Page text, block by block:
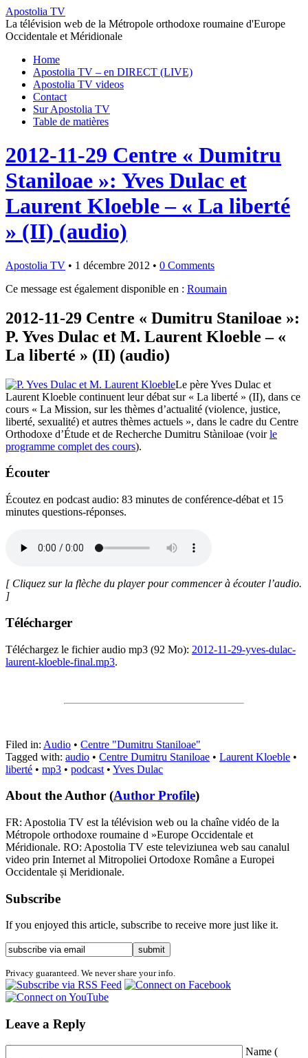
Apostolia TV
La télévision web de la Métropole orthodoxe roumaine d'Europe
Occidentale et Méridionale
Home
Apostolia TV – en DIRECT (LIVE)
Apostolia TV videos
Contact
Sur Apostolia TV
Table de matières
2012-11-29 Centre « Dumitru
Staniloae »: Yves Dulac et
Laurent Kloeble – « La liberté
» (II) (audio)
Apostolia TV • 1 décembre 2012 • 0 Comments
Ce message est également disponible en : Roumain
2012-11-29 Centre « Dumitru Staniloae »:
P. Yves Dulac et M. Laurent Kloeble – «
La liberté » (II) (audio)
Le père Yves Dulac et
Laurent Kloeble continuent leur débat sur « La liberté » (II), dans ce
cours « La Mission, sur les thèmes d’actualité (violence, justice,
liberté, sexualité) et autres thèmes actuels », dans le cadre du Centre
Orthodoxe d’Étude et de Recherche Dumitru Stàniloae (voirle
programme complet des cours).
Écouter
Écoutez en podcast audio: 83 minutes de conférence-débat et 15
minutes questions-réponses.
[ Cliquez sur la flèche du player pour commencer à écouter l’audio.
]
Télécharger
Téléchargez le fichier audio mp3 (92 Mo): 2012-11-29-yves-dulac-
laurent-kloeble-final.mp3.
Filed in: Audio • Centre "Dumitru Staniloae"
Tagged with: audio • Centre Dumitru Staniloae • Laurent Kloeble •
liberté • mp3 • podcast • Yves Dulac
About the Author (Author Profile)
FR: Apostolia TV est la télévision web ou la chaîne vidéo de la
Métropole orthodoxe roumaine d »Europe Occidentale et
Méridionale. RO: Apostolia TV este televiziunea web sau canalul
video prin Internet al Mitropoliei Ortodoxe Române a Europei
Occidentale și Meridionale.
Subscribe
If you enjoyed this article, subscribe to receive more just like it.
Privacy guaranteed. We never share your info.
Leave a Reply
Name (